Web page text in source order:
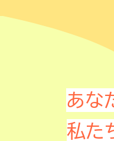
あな
私た